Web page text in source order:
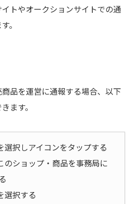
トやオークションサイトでの通
。
品を運営に通報する場合、以下
ます。
選択しアイコンをタップする
のショップ・商品を事務局に
選択する